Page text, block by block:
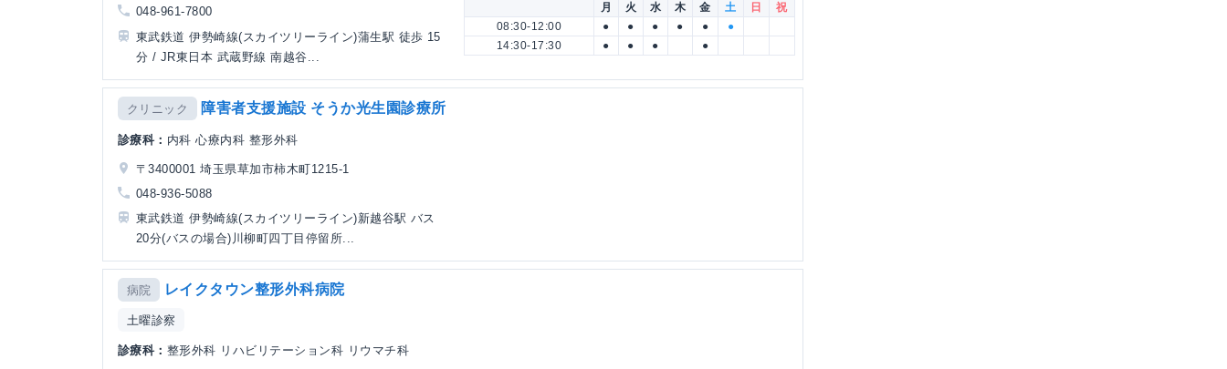
048-961-7800
東武鉄道 伊勢崎線(スカイツリーライン)蒲生駅 徒歩 15
分 / JR東日本 武蔵野線 南越谷...
月 火 水 木 金 土 日
祝
08:30-12:00
● ● ● ● ●
●
14:30-17:30
● ● ● ●
クリニック 障害者支援施設 そうか光生園診療所
診療科： 内科 心療内科 整形外科
〒3400001 埼玉県草加市柿木町1215-1
048-936-5088
東武鉄道 伊勢崎線(スカイツリーライン)新越谷駅 バス
20分(バスの場合)川柳町四丁目停留所...
病院 レイクタウン整形外科病院
土曜診察
診療科： 整形外科 リハビリテーション科 リウマチ科